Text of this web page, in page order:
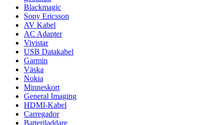
Blackmagic
Sony Ericsson
AV Kabel
AC Adapter
Vivistar
USB Datakabel
Garmin
Väska
Nokia
Minneskort
General Imaging
HDMI-Kabel
Carregador
Batteriladdare